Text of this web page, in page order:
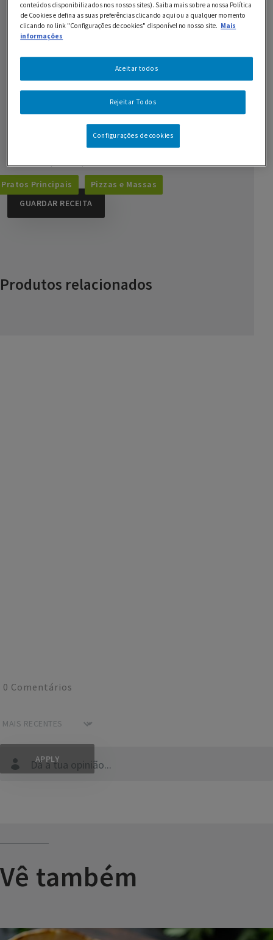
2 c. de sopa de vinagre de arroz
1 dente de alho
1 c. de sobremesa de açúcar
1 pitada de pimenta caiena
4 c. de sopa de azeite
GUARDAR RECEITA
Pratos Principais Pizzas e Massas
Produtos relacionados
Dá a tua opinião...
0 Comentários
Vê também
conteúdos disponibilizados nos nossos sites). Saiba mais sobre a nossa Política
de Cookies e defina as suas preferências clicando aqui ou a qualquer momento
clicando no link "Configurações de cookies" disponível no nosso site. Mais
informações
Rejeitar Todos
Aceitar todos
Configurações de cookies